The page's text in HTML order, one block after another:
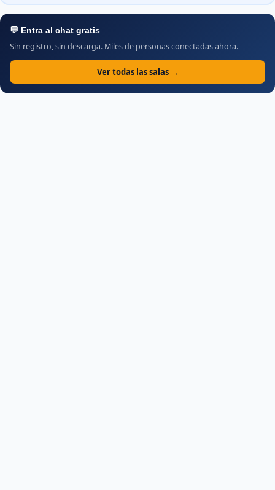
💬 Entra al chat gratis
Sin registro, sin descarga. Miles de personas conectadas ahora.
Ver todas las salas →